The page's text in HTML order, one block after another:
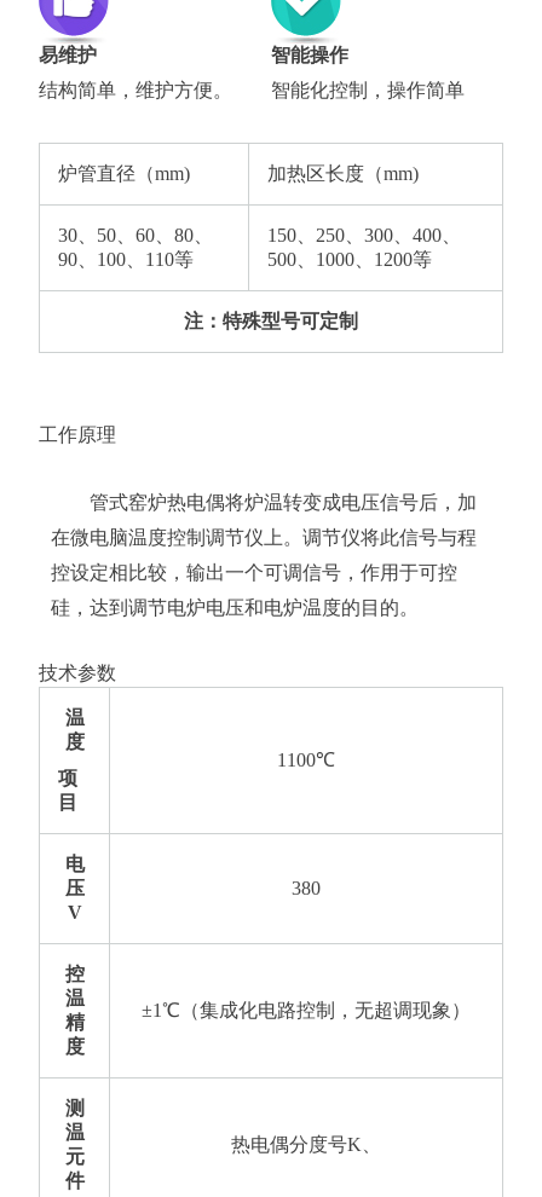
易维护
结构简单，维护方便。
智能操作
智能化控制，操作简单
炉管直径（mm) 加热区长度（mm)
30、50、60、80、
90、100、110等
150、250、300、400、
500、1000、1200等
注：特殊型号可定制
工作原理
管式窑炉热电偶将炉温转变成电压信号后，加
在微电脑温度控制调节仪上。调节仪将此信号与程
控设定相比较，输出一个可调信号，作用于可控
硅，达到调节电炉电压和电炉温度的目的。
技术参数
温
度
项
目
1100℃
电
压
V
380
控
温
精
度
±1℃（集成化电路控制，无超调现象）
测
温
元
件
热电偶分度号K、